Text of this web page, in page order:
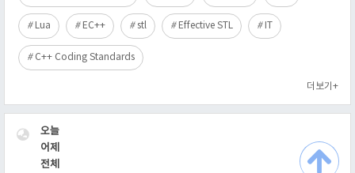
Lua EC++ stl Effective STL IT
C++ Coding Standards
더보기+
VISITOR
오늘
어제
전체